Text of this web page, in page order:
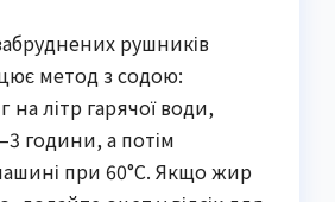
рушників
метод з содою:
на літр гарячої води,
години, а потім
при 60°C. Якщо жир